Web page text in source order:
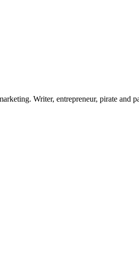
Writer, entrepreneur, pirate and